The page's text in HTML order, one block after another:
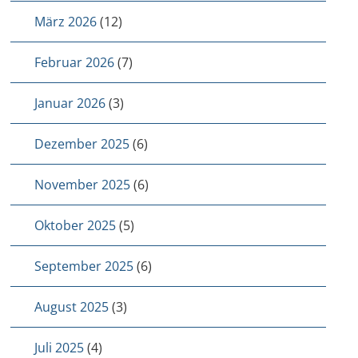
März 2026(12)
Februar 2026(7)
Januar 2026(3)
Dezember 2025(6)
November 2025(6)
Oktober 2025(5)
September 2025(6)
August 2025(3)
Juli 2025(4)